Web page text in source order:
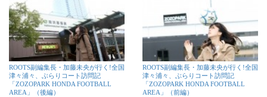
ROOTS副編集長・加藤未央が行く!全国
津々浦々、ぶらりコート訪問記
「ZOZOPARK HONDA FOOTBALL
AREA」（後編）
ROOTS副編集長・加藤未央が行く!全国
津々浦々、ぶらりコート訪問記
「ZOZOPARK HONDA FOOTBALL
AREA」（前編）